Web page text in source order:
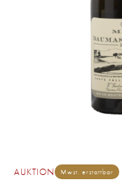
AUKTION Mwst. erstattbar